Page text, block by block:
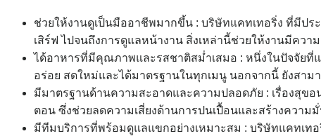
ช่วยให้งานดูเป็นมืออาชีพมากขึ้น : บริษัทแคทเทอริ่ง ที่มีปร
เสิร์ฟ ไปจนถึงการดูแลหน้างาน สิ่งเหล่านี้ช่วยให้งานมีคว
ได้อาหารที่มีคุณภาพและรสชาติสม่ำเสมอ : หนึ่งในปัจจัยที่
อร่อย สดใหม่และได้มาตรฐานในทุกเมนู นอกจากนี้ ยังสา
มีมาตรฐานด้านความสะอาดและความปลอดภัย : เรื่องสุข
ตอน ซึ่งช่วยลดความเสี่ยงด้านการปนเปื้อนและสร้างความ
มีทีมบริการที่พร้อมดูแลแขกอย่างเหมาะสม : บริษัทแคทเท